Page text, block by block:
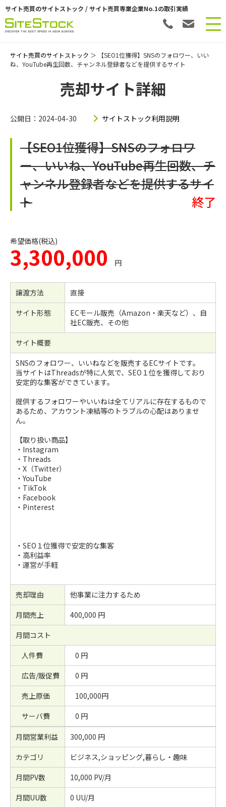
サイト売買のサイトストック / サイト売買専業企業No.1の取引実績
サイト売買のサイトストック ＞ 【SEO1位獲得】SNSのフォロワー、いい
ね、YouTube再生回数、チャンネル登録者などを提供するサイト
売却サイト詳細
公開日：2024-04-30 サイトストック利用説明
【SEO1位獲得】SNSのフォロワ
ー、いいね、YouTube再生回数、チ
ャンネル登録者などを提供するサイ
ト
終了
希望価格(税込)
3,300,000 円
譲渡方法
直接
サイト形態
ECモール販売（Amazon・楽天など）、自
社EC販売、その他
サイト概要
SNSのフォロワー、いいねなどを販売するECサイトです。
当サイトはThreadsが特に人気で、SEO１位を獲得しており
安定的な集客ができています。
提供するフォロワーやいいねは全てリアルに存在するもので
あるため、アカウント凍結等のトラブルの心配はありませ
ん。
【取り扱い商品】
・Instagram
・Threads
・X（Twitter）
・YouTube
・TikTok
・Facebook
・Pinterest
・SEO１位獲得で安定的な集客
・高利益率
・運営が手軽
売却理由
他事業に注力するため
月間売上
400,000 円
月間コスト
人件費
0 円
広告/販促費
0 円
売上原価
100,000円
サーバ費
0 円
月間営業利益
300,000 円
カテゴリ
ビジネス,ショッピング,暮らし・趣味
月間PV数
10,000 PV/月
月間UU数
0 UU/月